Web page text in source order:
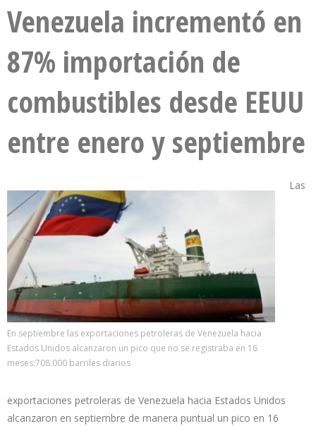
Venezuela incrementó en
87% importación de
combustibles desde EEUU
entre enero y septiembre
En septiembre las exportaciones petroleras de Venezuela hacia
Estados Unidos alcanzaron un pico que no se registraba en 16
meses:708.000 barriles diarios
Las
exportaciones petroleras de Venezuela hacia Estados Unidos
alcanzaron en septiembre de manera puntual un pico en 16